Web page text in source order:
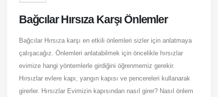
Bağcılar Hırsıza Karşı Önlemler
Bağcılar Hırsıza karşı en etkili önlemleri sizler için anlatmaya
çalışacağız. Önlemleri anlatabilmek için öncelikle hırsızlar
evimize hangi yöntemlerle girdiğini öğrenmemiz gerekir.
Hırsızlar evlere kapı, yangın kapısı ve pencereleri kullanarak
girerler. Hırsızlar Evimizin kapısından nasıl girer? Nasıl önlem